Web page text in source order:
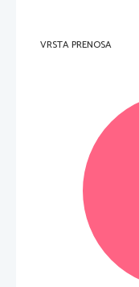
VRSTA PRENOSA